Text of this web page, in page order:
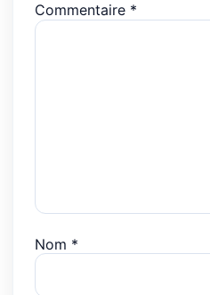
Commentaire *
Nom *